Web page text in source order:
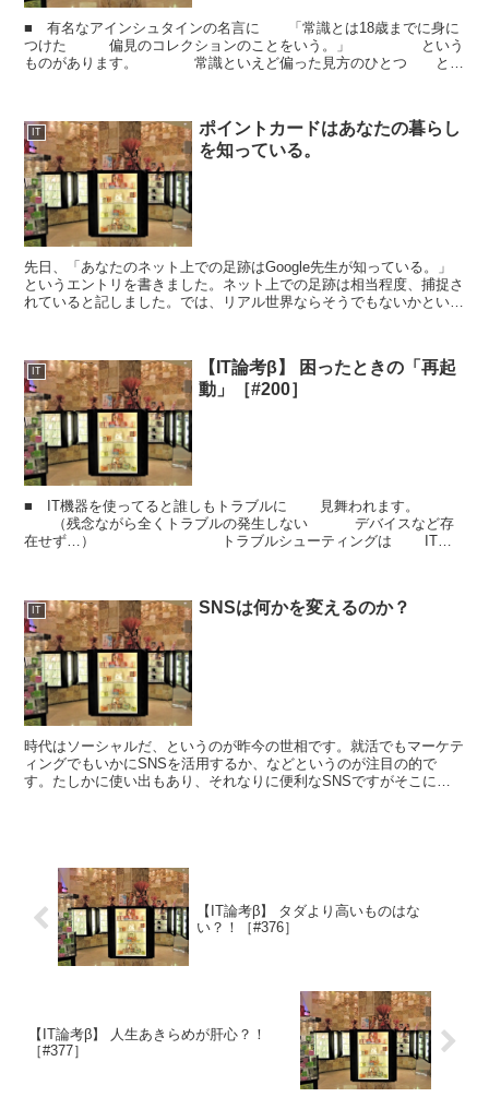
■ 有名なアインシュタインの名言に 「常識とは18歳までに身に
つけた 偏見のコレクションのことをいう。」 という
ものがあります。 常識といえど偏った見方のひとつ とい
IT
ポイントカードはあなたの暮らし
を知っている。
先日、「あなたのネット上での足跡はGoogle先生が知っている。」
というエントリを書きました。ネット上での足跡は相当程度、捕捉さ
れていると記しました。では、リアル世界ならそうでもないかという
IT
【IT論考β】 困ったときの「再起
動」［#200］
■ IT機器を使ってると誰しもトラブルに 見舞われます。
（残念ながら全くトラブルの発生しない デバイスなど存
在せず…） トラブルシューティングは ITの
IT SNSは何かを変えるのか？
時代はソーシャルだ、というのが昨今の世相です。就活でもマーケテ
ィングでもいかにSNSを活用するか、などというのが注目の的で
す。たしかに使い出もあり、それなりに便利なSNSですがそこに待
【IT論考β】 タダより高いものはな
い？！［#376］
【IT論考β】 人生あきらめが肝心？！
［#377］